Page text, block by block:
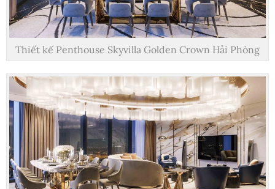
Thiết kế Penthouse Skyvilla Golden Crown Hải Phòng